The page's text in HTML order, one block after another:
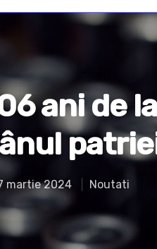
ani de
martie 2024 Noutati